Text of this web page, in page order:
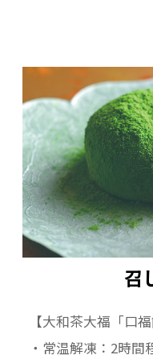
召
【大和茶大福「口福
・常温解凍：2時間